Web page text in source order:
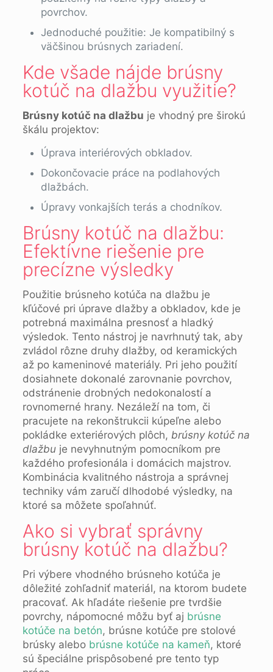
povrchov.
Jednoduché použitie: Je kompatibilný s
väčšinou brúsnych zariadení.
Kde všade nájde brúsny
kotúč na dlažbu využitie?
Brúsny kotúč na dlažbu je vhodný pre širokú
škálu projektov:
Úprava interiérových obkladov.
Dokončovacie práce na podlahových
dlažbách.
Úpravy vonkajších terás a chodníkov.
Brúsny kotúč na dlažbu:
Efektívne riešenie pre
precízne výsledky
Použitie brúsneho kotúča na dlažbu je
kľúčové pri úprave dlažby a obkladov, kde je
potrebná maximálna presnosť a hladký
výsledok. Tento nástroj je navrhnutý tak, aby
zvládol rôzne druhy dlažby, od keramických
až po kameninové materiály. Pri jeho použití
dosiahnete dokonalé zarovnanie povrchov,
odstránenie drobných nedokonalostí a
rovnomerné hrany. Nezáleží na tom, či
pracujete na rekonštrukcii kúpeľne alebo
pokládke exteriérových plôch, brúsny kotúč na
dlažbuje nevyhnutným pomocníkom pre
každého profesionála i domácich majstrov.
Kombinácia kvalitného nástroja a správnej
techniky vám zaručí dlhodobé výsledky, na
ktoré sa môžete spoľahnúť.
Ako si vybrať správny
brúsny kotúč na dlažbu?
Pri výbere vhodného brúsneho kotúča je
dôležité zohľadniť materiál, na ktorom budete
pracovať. Ak hľadáte riešenie pre tvrdšie
povrchy, nápomocné môžu byť aj brúsne
kotúče na betón, brúsne kotúče pre stolové
brúsky alebo brúsne kotúče na kameň, ktoré
sú špeciálne prispôsobené pre tento typ